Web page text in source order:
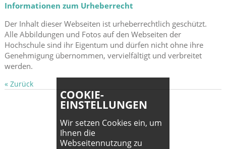
Informationen zum Urheberrecht
Der Inhalt dieser Webseiten ist urheberrechtlich geschützt.
Alle Abbildungen und Fotos auf den Webseiten der
Hochschule sind ihr Eigentum und dürfen nicht ohne ihre
Genehmigung übernommen, vervielfältigt und verbreitet
werden.
« Zurück
COOKIE-
EINSTELLUNGEN
Wir setzen Cookies ein, um
Ihnen die
Webseitennutzung zu